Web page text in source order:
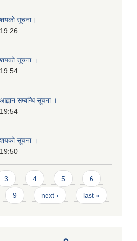
सूचना।
सूचना ।
सम्बन्धि सूचना ।
सूचना ।
3 4 5 6
9 next › last »